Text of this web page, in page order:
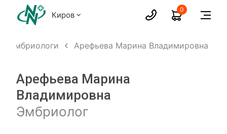
Киров
0
Эмбриологи Арефьева Марина Владимировна
Арефьева Марина
Владимировна
Эмбриолог